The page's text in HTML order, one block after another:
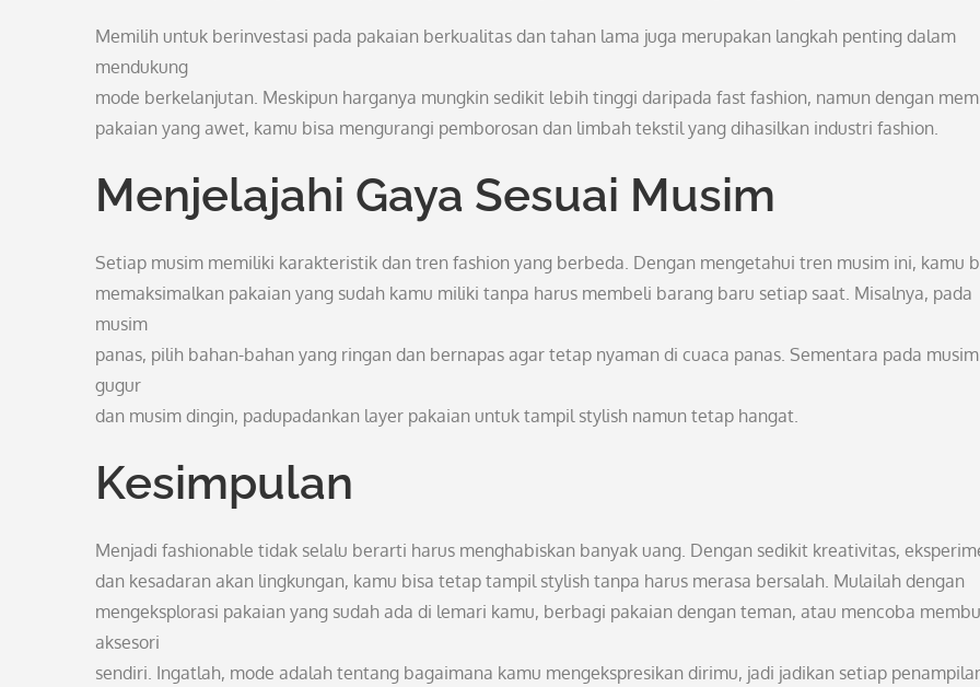
Memilih untuk berinvestasi pada pakaian berkualitas dan tahan lama juga merupakan langkah penting dalam
mendukung
mode berkelanjutan. Meskipun harganya mungkin sedikit lebih tinggi daripada fast fashion, namun dengan
pakaian yang awet, kamu bisa mengurangi pemborosan dan limbah tekstil yang dihasilkan industri fashion.
Menjelajahi Gaya Sesuai Musim
Setiap musim memiliki karakteristik dan tren fashion yang berbeda. Dengan mengetahui tren musim ini, kamu
memaksimalkan pakaian yang sudah kamu miliki tanpa harus membeli barang baru setiap saat. Misalnya, pada
musim
panas, pilih bahan-bahan yang ringan dan bernapas agar tetap nyaman di cuaca panas. Sementara pada musim
gugur
dan musim dingin, padupadankan layer pakaian untuk tampil stylish namun tetap hangat.
Kesimpulan
Menjadi fashionable tidak selalu berarti harus menghabiskan banyak uang. Dengan sedikit kreativitas,
dan kesadaran akan lingkungan, kamu bisa tetap tampil stylish tanpa harus merasa bersalah. Mulailah dengan
mengeksplorasi pakaian yang sudah ada di lemari kamu, berbagi pakaian dengan teman, atau mencoba
aksesori
sendiri. Ingatlah, mode adalah tentang bagaimana kamu mengekspresikan dirimu, jadi jadikan setiap